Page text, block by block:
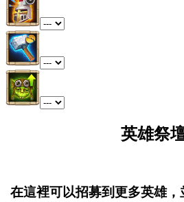
英雄祭
在這裡可以招募到更多英雄